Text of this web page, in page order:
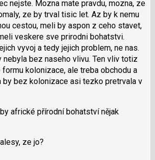
nejste. Mozna mate pravdu, mozna, ze
ze by trval tisic let. Az by k nemu
cestou, meli by aspon z ceho stavet,
veskere sve prirodni bohatstvi.
vyvoj a tedy jejich problem, ne nas.
nebyla bez naseho vlivu. Ten vliv totiz
kolonizace, ale treba obchodu a
by bez kolonizace asi tezko pretrvala v
africké přírodní bohatství nějak
ze jo?